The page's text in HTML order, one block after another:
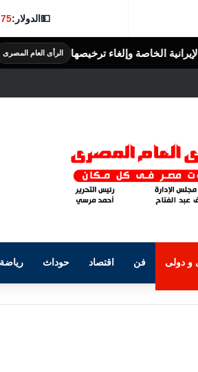
💵الدولار:
ترخيصها الرأى العام المصرى الثريد
و دولى فن اقتصاد حوداث رياضة